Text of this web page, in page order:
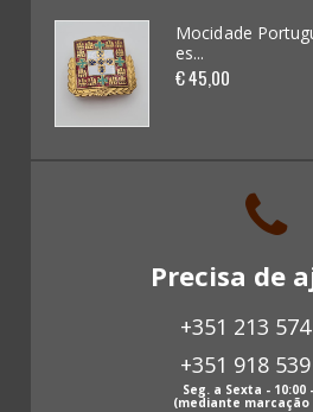
Kits / Modelismo (46)
Cadernetas e Cromos (16)
Revistas antigas (0)
Papeis antigos (63)
Mocidade
es...
€ 45,00
Precisa de
+351 213
+351 918
Seg. a Sexta - 10:00
(mediante marcação